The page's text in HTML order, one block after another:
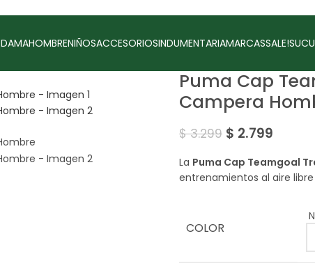
DAMAHOMBRENIÑOSACCESORIOSINDUMENTARIAMARCASSALE!
Puma Cap
Campera
$3.299 $ 2.799
La Puma Cap Teamgoal
entrenamientos al aire
COLOR